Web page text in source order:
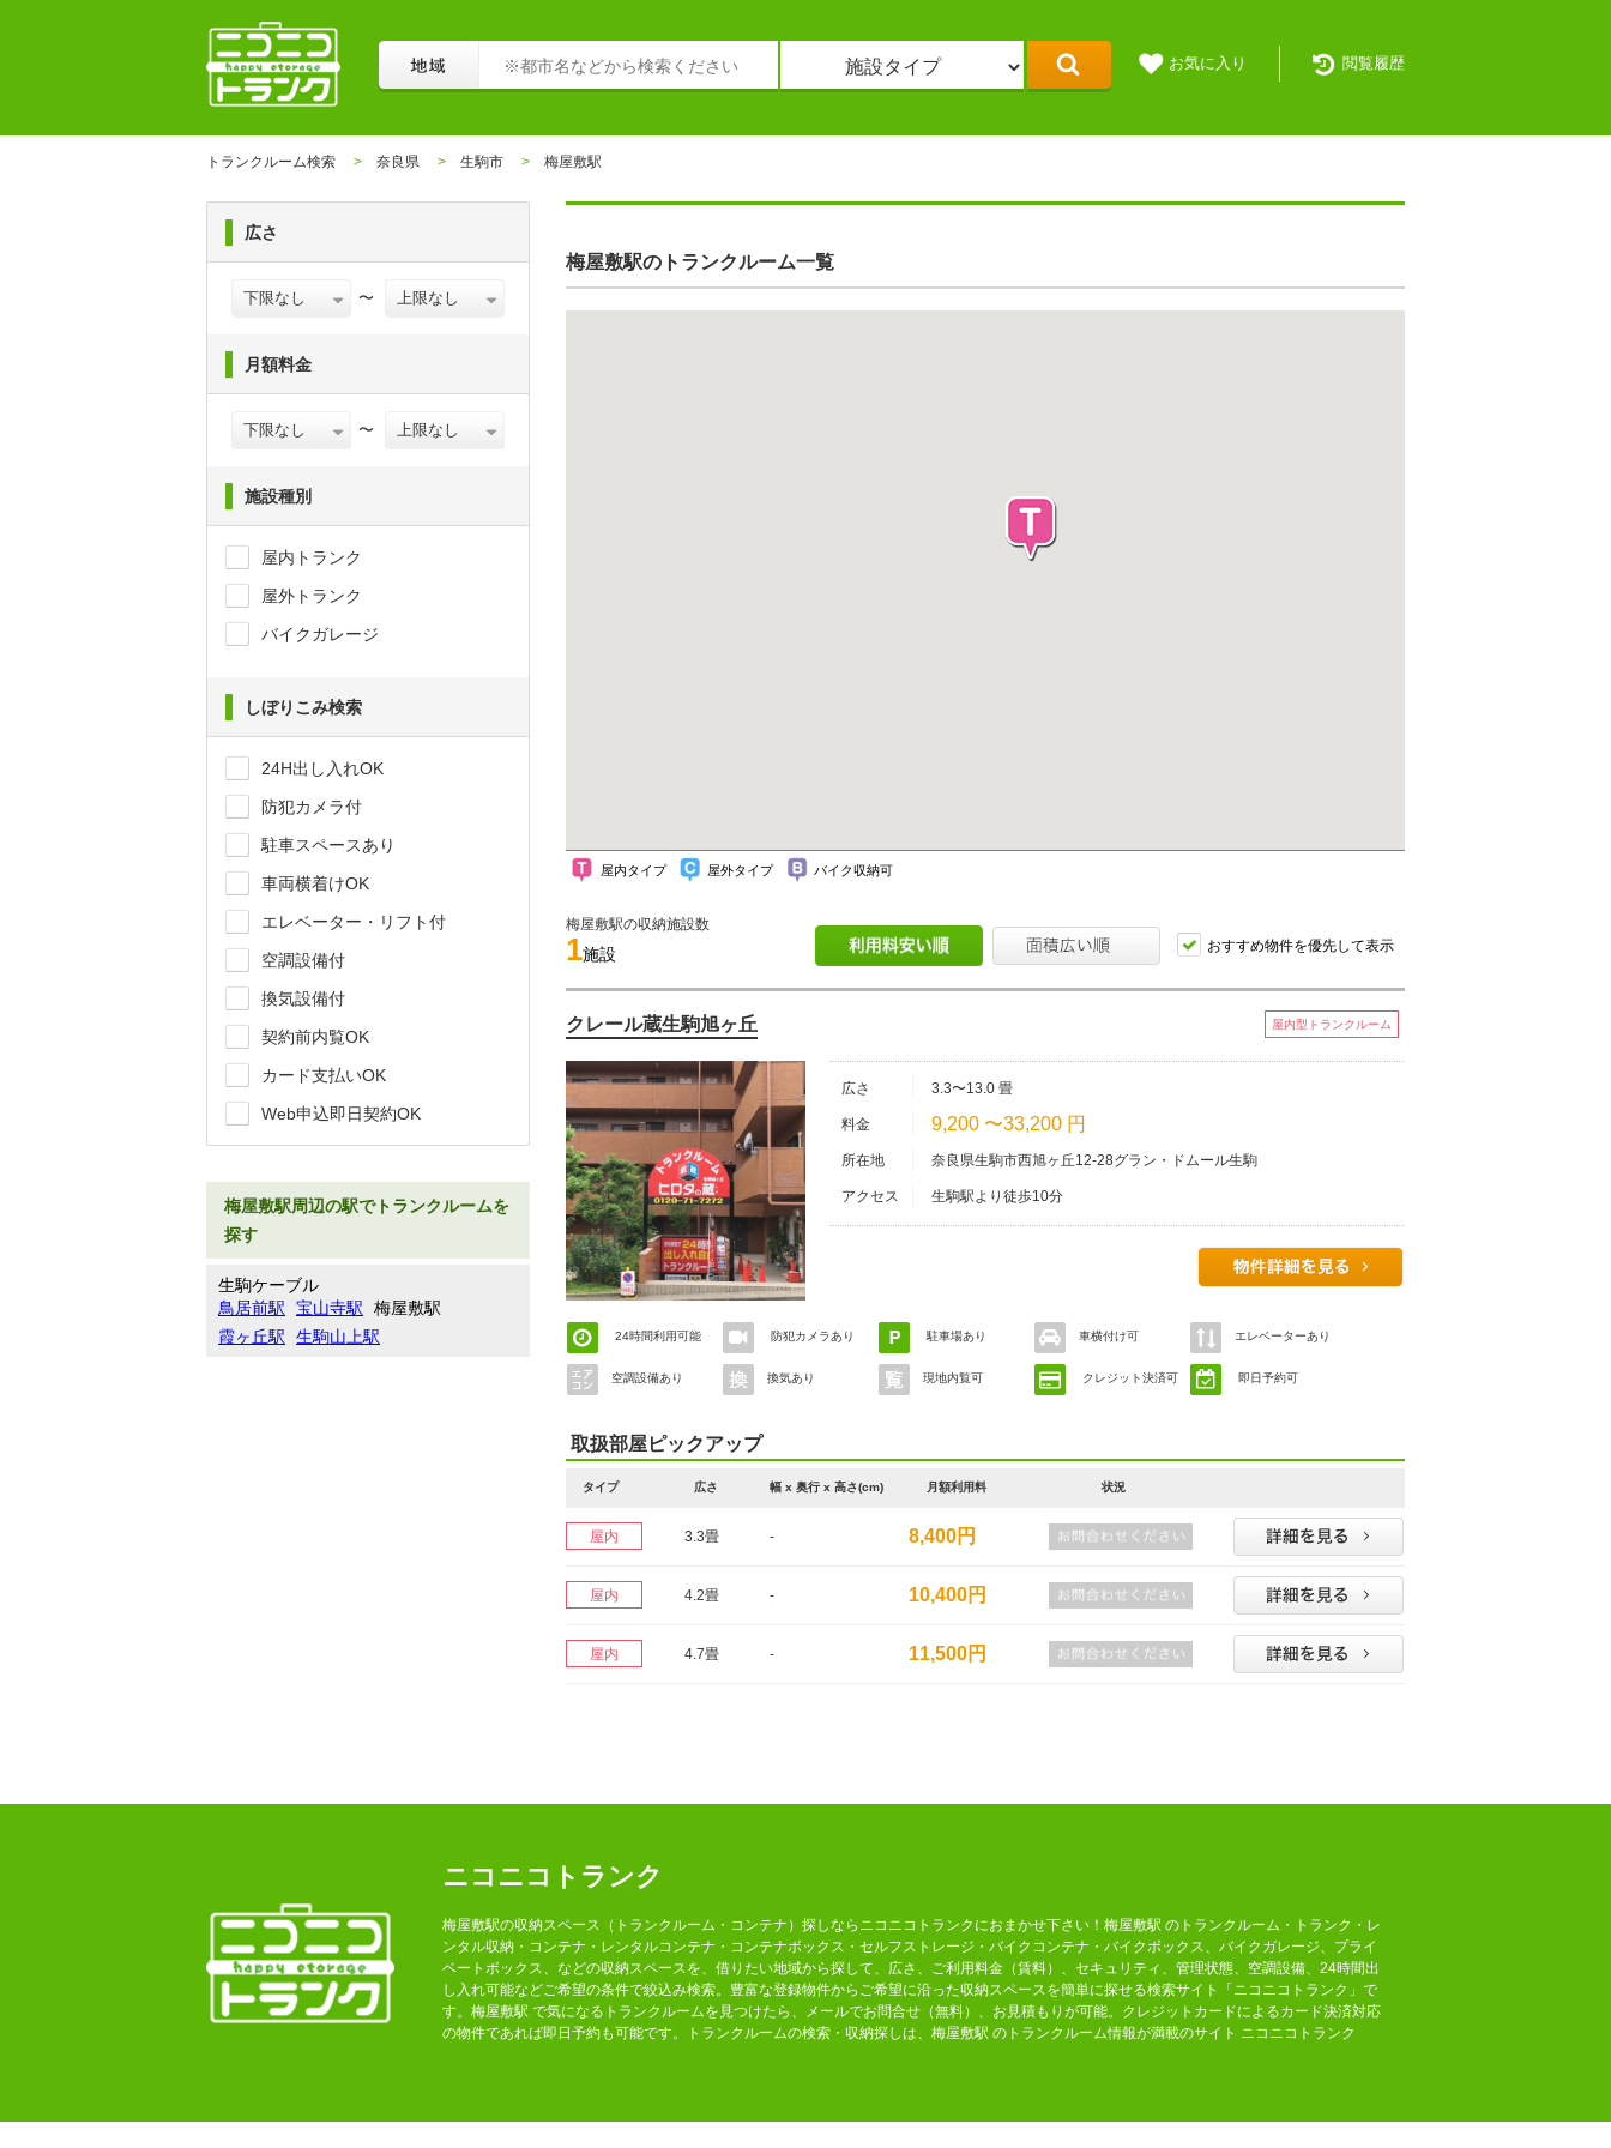
お気に入り 閲覧履歴
トランクルーム検索 奈良県 生駒市 梅屋敷駅
広さ
〜
月額料金
〜
施設種別
屋内トランク
屋外トランク
バイクガレージ
しぼりこみ検索
24H出し入れOK
防犯カメラ付
駐車スペースあり
車両横着けOK
エレベーター・リフト付
空調設備付
換気設備付
契約前内覧OK
カード支払いOK
Web申込即日契約OK
梅屋敷駅周辺の駅でトランクルームを
探す
生駒ケーブル
鳥居前駅
宝山寺駅
梅屋敷駅
霞ヶ丘駅
生駒山上駅
梅屋敷駅のトランクルーム一覧
屋内タイプ 屋外タイプ バイク収納可
梅屋敷駅の収納施設数
1施設 おすすめ物件を優先して表示
屋内型トランクルーム
クレール蔵生駒旭ヶ丘
広さ 3.3〜13.0 畳
料金 9,200 〜33,200 円
所在地 奈良県生駒市西旭ヶ丘12-28グラン・ドムール生駒
アクセス 生駒駅より徒歩10分
24時間利用可能 防犯カメラあり 駐車場あり 車横付け可 エレベーターあり
空調設備あり 換気あり 現地内覧可 クレジット決済可 即日予約可
取扱部屋ピックアップ
タイプ 広さ 幅 x 奥行 x 高さ(cm) 月額利用料 状況
屋内 3.3畳 - 8,400円
屋内 4.2畳 - 10,400円
屋内 4.7畳 - 11,500円
ニコニコトランク
梅屋敷駅の収納スペース（トランクルーム・コンテナ）探しならニコニコトランクにおまかせ下さい！梅屋敷駅 のトランクルーム・トランク・レ
ンタル収納・コンテナ・レンタルコンテナ・コンテナボックス・セルフストレージ・バイクコンテナ・バイクボックス、バイクガレージ、プライ
ベートボックス、などの収納スペースを、借りたい地域から探して、広さ、ご利用料金（賃料）、セキュリティ、管理状態、空調設備、24時間出
し入れ可能などご希望の条件で絞込み検索。豊富な登録物件からご希望に沿った収納スペースを簡単に探せる検索サイト「ニコニコトランク」で
す。梅屋敷駅 で気になるトランクルームを見つけたら、メールでお問合せ（無料）、お見積もりが可能。クレジットカードによるカード決済対応
の物件であれば即日予約も可能です。トランクルームの検索・収納探しは、梅屋敷駅 のトランクルーム情報が満載のサイト ニコニコトランク